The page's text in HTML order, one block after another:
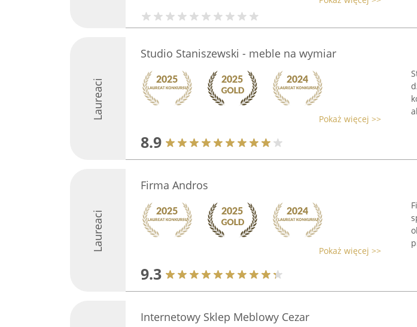
Laureaci
Studio Staniszewski - meble na wymiar
Pokaż więcej >>
8.9
Laureaci
Firma Andros
Pokaż więcej >>
9.3
Internetowy Sklep Meblowy Cezar